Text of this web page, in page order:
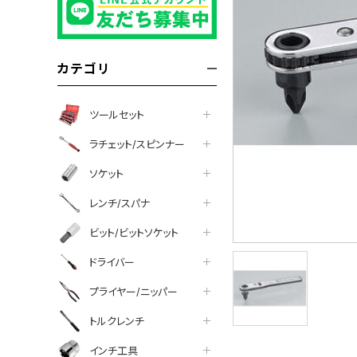
カテゴリ
ツールセット
ラチェット/スピンナー
ソケット
レンチ/スパナ
ビット/ビットソケット
ドライバー
プライヤー/ニッパー
トルクレンチ
インチ工具